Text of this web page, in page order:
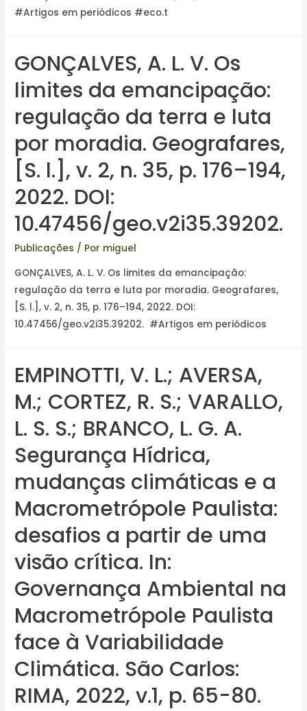
#Artigos em periódicos #eco.t
GONÇALVES, A. L. V. Os
limites da emancipação:
regulação da terra e luta
por moradia. Geografares,
[S. l.], v. 2, n. 35, p. 176–194,
2022. DOI:
10.47456/geo.v2i35.39202.
Publicações / Por miguel
GONÇALVES, A. L. V. Os limites da emancipação:
regulação da terra e luta por moradia. Geografares,
[S. l.], v. 2, n. 35, p. 176–194, 2022. DOI:
10.47456/geo.v2i35.39202. #Artigos em periódicos
EMPINOTTI, V. L.; AVERSA,
M.; CORTEZ, R. S.; VARALLO,
L. S. S.; BRANCO, L. G. A.
Segurança Hídrica,
mudanças climáticas e a
Macrometrópole Paulista:
desafios a partir de uma
visão crítica. In:
Governança Ambiental na
Macrometrópole Paulista
face à Variabilidade
Climática. São Carlos:
RIMA, 2022, v.1, p. 65-80.